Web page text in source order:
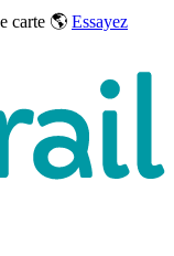
carte 🌎 Essayez